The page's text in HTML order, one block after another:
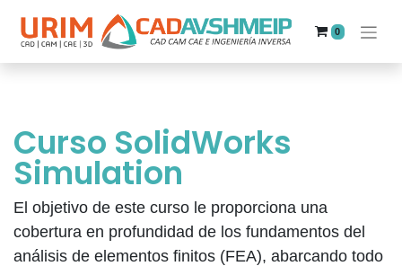
0
Curso SolidWorks
Simulation
El objetivo de este curso le proporciona una
cobertura en profundidad de los fundamentos del
análisis de elementos finitos (FEA), abarcando todo